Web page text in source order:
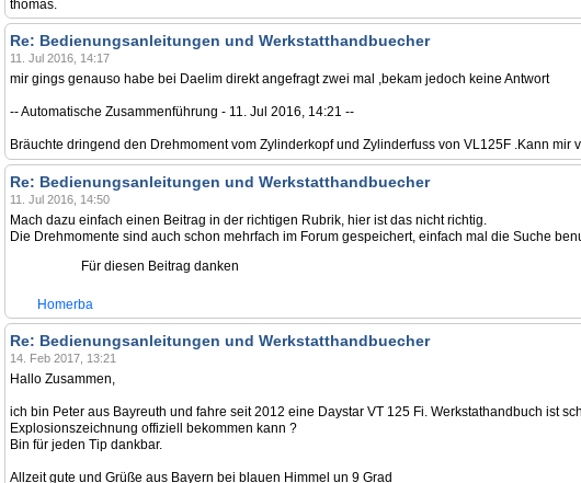
thomas.
Re: Bedienungsanleitungen und Werkstatthandbuecher
11. Jul 2016, 14:17
mir gings genauso habe bei Daelim direkt angefragt zwei mal ,bekam jedoch keine Antwort
-- Automatische Zusammenführung - 11. Jul 2016, 14:21 --
Bräuchte dringend den Drehmoment vom Zylinderkopf und Zylinderfuss von VL125F .Kann
Re: Bedienungsanleitungen und Werkstatthandbuecher
11. Jul 2016, 14:50
Mach dazu einfach einen Beitrag in der richtigen Rubrik, hier ist das nicht richtig.
Die Drehmomente sind auch schon mehrfach im Forum gespeichert, einfach mal die Suche
Für diesen Beitrag danken
Homerba
Re: Bedienungsanleitungen und Werkstatthandbuecher
14. Feb 2017, 13:21
Hallo Zusammen,
ich bin Peter aus Bayreuth und fahre seit 2012 eine Daystar VT 125 Fi. Werkstathandbuch ist
Explosionszeichnung offiziell bekommen kann ?
Bin für jeden Tip dankbar.
Allzeit gute und Grüße aus Bayern bei blauen Himmel un 9 Grad